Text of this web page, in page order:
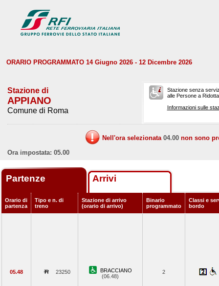
ORARIO PROGRAMMATO 14 Giugno 2026 - 12 Dicembre 2026
Stazione di
APPIANO
Comune di Roma
Stazione senza
alle Persone a
Informazioni sulle
Nell'ora selezionata 04.00 non sono
Ora impostata: 05.00
Partenze Arrivi
Orario di
partenza
Tipo e n. di
treno
Stazione di arrivo
(orario di arrivo)
Binario
programmato
Classi e
bordo
05.48 23250
BRACCIANO
(06.48)
2